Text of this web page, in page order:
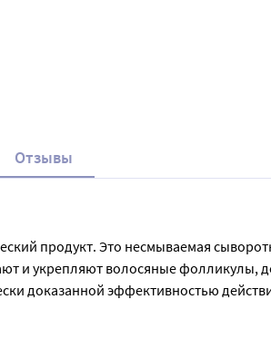
Отзывы
продукт. Это несмываемая
и укрепляют волосяные фолликулы,
доказанной эффективностью
применяется легко и не оставляет